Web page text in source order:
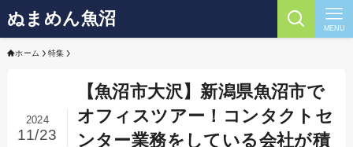
ぬまめん魚沼 MENU
ホーム 特集
【魚沼市大沢】新潟県魚沼市で
オフィスツアー！コンタクトセ
ンター業務をしている会社が積
2024
11/23